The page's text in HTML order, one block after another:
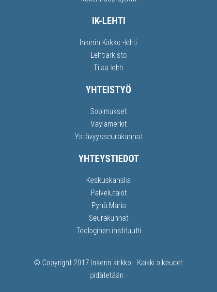
IK-LEHTI
Inkerin Kirkko -lehti
Lehtiarkisto
Tilaa lehti
YHTEISTYÖ
Sopimukset
Väylämerkit
Ystävyysseurakunnat
YHTEYSTIEDOT
Keskuskanslia
Palvelutalot
Pyhä Maria
Seurakunnat
Teologinen instituutti
© Copyright 2017 Inkerin kirkko · Kaikki oikeudet
pidätetään ·